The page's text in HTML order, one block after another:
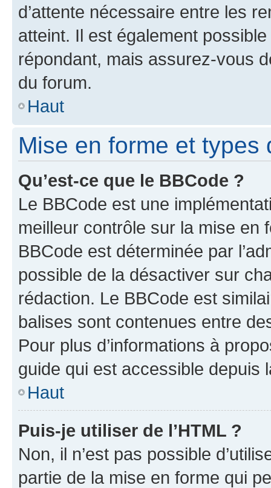
d’attente nécessaire entre les
atteint. Il est également
répondant, mais assurez-vous
du forum.
Haut
Mise en forme et types
Qu’est-ce que le BBCode ?
Le BBCode est une
meilleur contrôle sur la mise en
BBCode est déterminée par
possible de la désactiver sur
rédaction. Le BBCode est
balises sont contenues entre
Pour plus d’informations à
guide qui est accessible depuis
Haut
Puis-je utiliser de l’HTML ?
Non, il n’est pas possible
partie de la mise en forme qui